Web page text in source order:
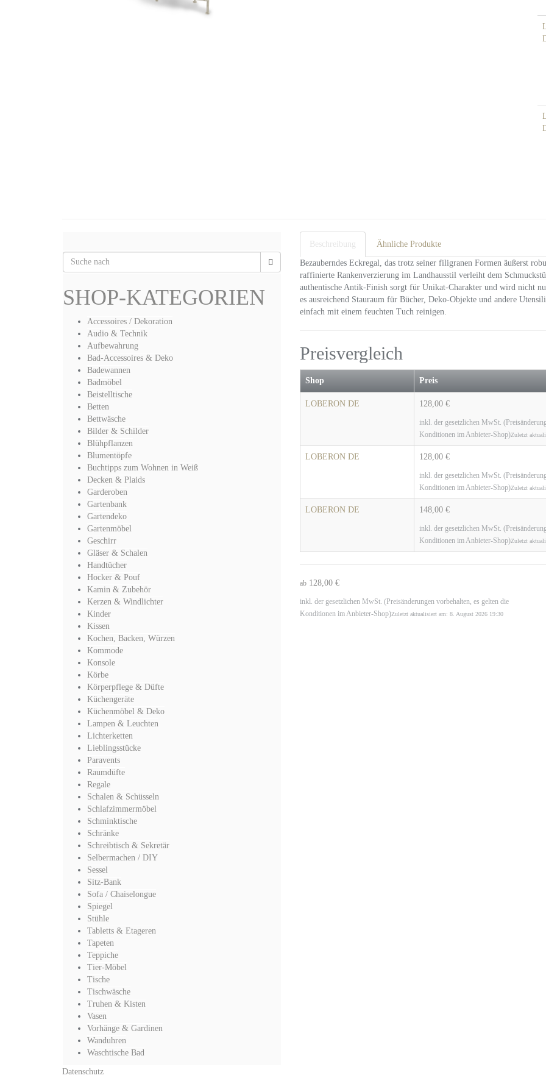
Beschreibung Ähnliche Produkte
Bezauberndes Eckregal, das trotz seiner filigranen Formen äußerst
raffinierte Rankenverzierung im Landhausstil verleiht dem
authentische Antik-Finish sorgt für Unikat-Charakter und wird nicht
es ausreichend Stauraum für Bücher, Deko-Objekte und andere
einfach mit einem feuchten Tuch reinigen.
Preisvergleich
Shop Preis
LOBERON DE 128,00 €
inkl. der gesetzlichen MwSt.
Konditionen im Anbieter-Shop)Zuletzt
LOBERON DE 128,00 €
inkl. der gesetzlichen MwSt.
Konditionen im Anbieter-Shop)Zuletzt
LOBERON DE 148,00 €
inkl. der gesetzlichen MwSt.
Konditionen im Anbieter-Shop)Zuletzt
ab 128,00 €
inkl. der gesetzlichen MwSt. (Preisänderungen vorbehalten, es gelten die
Konditionen im Anbieter-Shop)Zuletzt aktualisiert am: 8. August 2026 19:30
SHOP-KATEGORIEN
Accessoires / Dekoration
Audio & Technik
Aufbewahrung
Bad-Accessoires & Deko
Badewannen
Badmöbel
Beistelltische
Betten
Bettwäsche
Bilder & Schilder
Blühpflanzen
Blumentöpfe
Buchtipps zum Wohnen in Weiß
Decken & Plaids
Garderoben
Gartenbank
Gartendeko
Gartenmöbel
Geschirr
Gläser & Schalen
Handtücher
Hocker & Pouf
Kamin & Zubehör
Kerzen & Windlichter
Kinder
Kissen
Kochen, Backen, Würzen
Kommode
Konsole
Körbe
Körperpflege & Düfte
Küchengeräte
Küchenmöbel & Deko
Lampen & Leuchten
Lichterketten
Lieblingsstücke
Paravents
Raumdüfte
Regale
Schalen & Schüsseln
Schlafzimmermöbel
Schminktische
Schränke
Schreibtisch & Sekretär
Selbermachen / DIY
Sessel
Sitz-Bank
Sofa / Chaiselongue
Spiegel
Stühle
Tabletts & Etageren
Tapeten
Teppiche
Tier-Möbel
Tische
Tischwäsche
Truhen & Kisten
Vasen
Vorhänge & Gardinen
Wanduhren
Waschtische Bad
Datenschutz